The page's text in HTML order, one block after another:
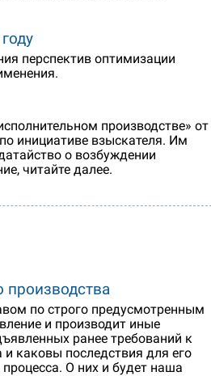
перспектив оптимизации
производстве» от
инициативе взыскателя. Им
о возбуждении
читайте далее.
производства
по строго предусмотренным
и производит иные
ранее требований к
каковы последствия для его
О них и будет наша